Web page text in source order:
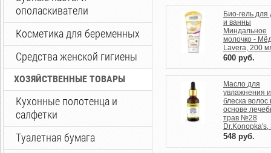
ополаскиватели
Косметика для беременных
Средства женской гигиены
ХОЗЯЙСТВЕННЫЕ ТОВАРЫ
Кухонные полотенца и
салфетки
Туалетная бумага
Био-гель
и ванны
Миндальное
молочко -
Lavera, 200
600 руб.
Масло для
увлажнения и
блеска волос
основе
трав №28
548 руб.